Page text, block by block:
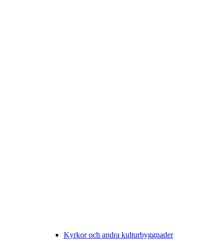
Kyrkor och andra kulturbyggnader